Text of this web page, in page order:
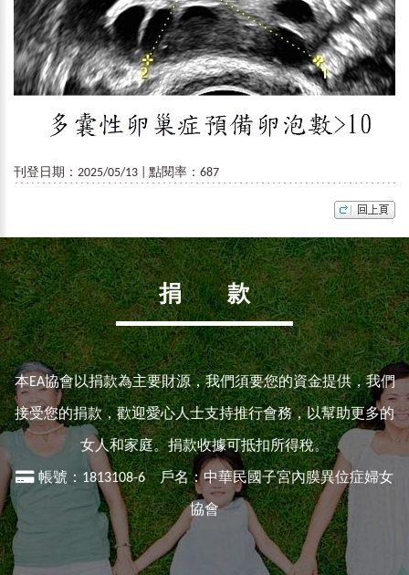
刊登日期：2025/05/13 | 點閱率：687
捐 款
本EA協會以捐款為主要財源，我們須要您的資金提供，我們
接受您的捐款，歡迎愛心人士支持推行會務，以幫助更多的
女人和家庭。捐款收據可抵扣所得稅。
帳號：1813108-6 戶名：中華民國子宮內膜異位症婦女
協會